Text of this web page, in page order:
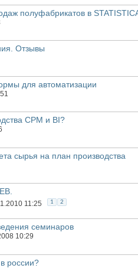
полуфабрикатов в
Отзывы
для автоматизации
CPM и BI?
сырья на план производства
11:25 1 2
семинаров
10:29
россии?